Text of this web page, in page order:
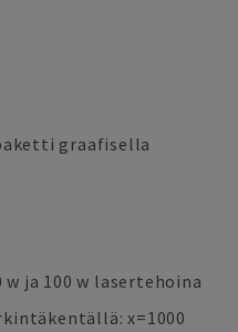
graafisella
w ja 100 w lasertehoina
x=1000